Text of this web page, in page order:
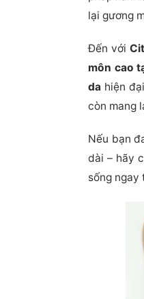
lại gương
Đến với
môn cao
da hiện
còn mang
Nếu bạn
dài – hãy
sống ngay